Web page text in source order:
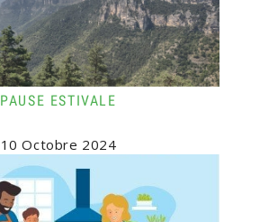
PAUSE ESTIVALE
10 Octobre 2024